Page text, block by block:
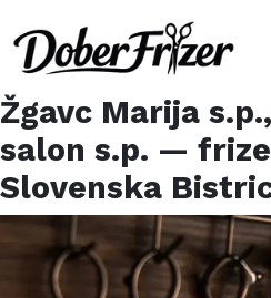
Žgavc Marija
salon s.p. —
Slovenska